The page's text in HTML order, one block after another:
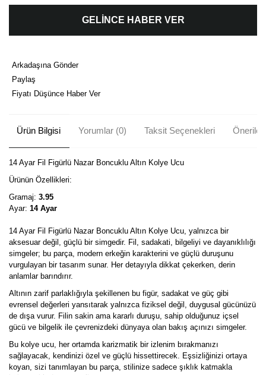
GELİNCE HABER VER
Arkadaşına Gönder
Paylaş
Fiyatı Düşünce Haber Ver
Ürün Bilgisi Yorumlar (0) Taksit Seçenekleri
14 Ayar Fil Figürlü Nazar Boncuklu Altın Kolye Ucu
Ürünün Özellikleri:
Gramaj: 3.95
Ayar: 14 Ayar
14 Ayar Fil Figürlü Nazar Boncuklu Altın Kolye Ucu, yalnızca bir
aksesuar değil, güçlü bir simgedir. Fil, sadakati, bilgeliyi ve dayanıklılığı
simgeler; bu parça, modern erkeğin karakterini ve güçlü duruşunu
vurgulayan bir tasarım sunar. Her detayıyla dikkat çekerken, derin
anlamlar barındırır.
Altının zarif parlaklığıyla şekillenen bu figür, sadakat ve güç gibi
evrensel değerleri yansıtarak yalnızca fiziksel değil, duygusal gücünüzü
de dışa vurur. Filin sakin ama kararlı duruşu, sahip olduğunuz içsel
gücü ve bilgelik ile çevrenizdeki dünyaya olan bakış açınızı simgeler.
Bu kolye ucu, her ortamda karizmatik bir izlenim bırakmanızı
sağlayacak, kendinizi özel ve güçlü hissettirecek. Eşsizliğinizi ortaya
koyan, sizi tanımlayan bu parça, stilinize sadece şıklık katmakla